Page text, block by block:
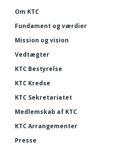
Om KTC
Fundament og værdier
Mission og vision
Vedtægter
KTC Bestyrelse
KTC Kredse
KTC Sekretariatet
Medlemskab af KTC
KTC Arrangementer
Presse